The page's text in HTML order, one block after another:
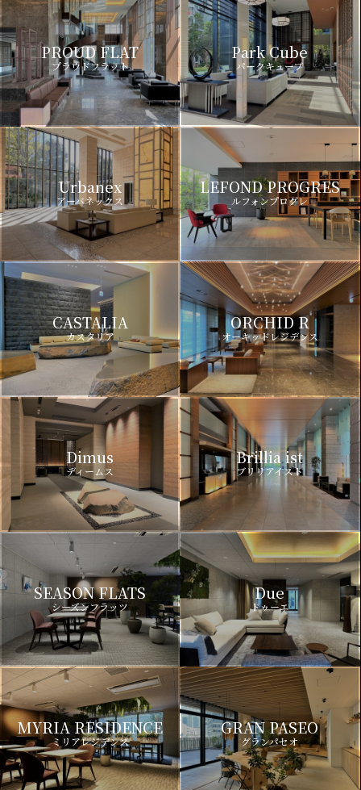
PROUD FLAT
プラウドフラット
Park Cube
パークキューブ
Urbanex
アーバネックス
LEFOND PROGRES
ルフォンプログレ
CASTALIA
カスタリア
ORCHID R
オーキッドレジデンス
Dimus
ディームス
Brillia ist
ブリリアイスト
SEASON FLATS
シーズンフラッツ
Due
ドゥーエ
MYRIA RESIDENCE
ミリアレジデンス
GRAN PASEO
グランパセオ